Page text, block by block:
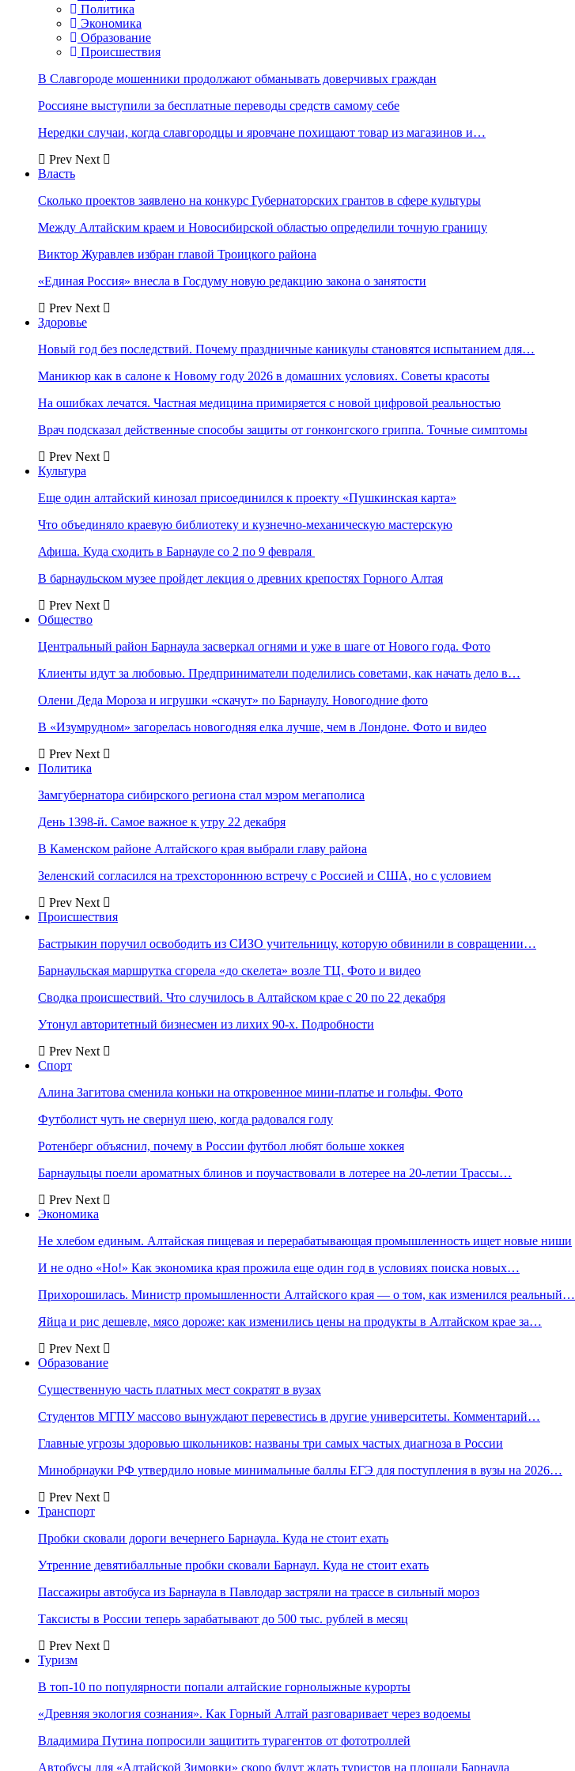
Политика
Экономика
Образование
Происшествия
В Славгороде мошенники продолжают обманывать доверчивых граждан
Россияне выступили за бесплатные переводы средств самому себе
Нередки случаи, когда славгородцы и яровчане похищают товар из магазинов и…
Prev Next
Власть
Сколько проектов заявлено на конкурс Губернаторских грантов в сфере культуры
Между Алтайским краем и Новосибирской областью определили точную границу
Виктор Журавлев избран главой Троицкого района
«Единая Россия» внесла в Госдуму новую редакцию закона о занятости
Prev Next
Здоровье
Новый год без последствий. Почему праздничные каникулы становятся испытанием для…
Маникюр как в салоне к Новому году 2026 в домашних условиях. Советы красоты
На ошибках лечатся. Частная медицина примиряется с новой цифровой реальностью
Врач подсказал действенные способы защиты от гонконгского гриппа. Точные симптомы
Prev Next
Культура
Еще один алтайский кинозал присоединился к проекту «Пушкинская карта»
Что объединяло краевую библиотеку и кузнечно-механическую мастерскую
Афиша. Куда сходить в Барнауле со 2 по 9 февраля
В барнаульском музее пройдет лекция о древних крепостях Горного Алтая
Prev Next
Общество
Центральный район Барнаула засверкал огнями и уже в шаге от Нового года. Фото
Клиенты идут за любовью. Предприниматели поделились советами, как начать дело в…
Олени Деда Мороза и игрушки «скачут» по Барнаулу. Новогодние фото
В «Изумрудном» загорелась новогодняя елка лучше, чем в Лондоне. Фото и видео
Prev Next
Политика
Замгубернатора сибирского региона стал мэром мегаполиса
День 1398-й. Самое важное к утру 22 декабря
В Каменском районе Алтайского края выбрали главу района
Зеленский согласился на трехстороннюю встречу с Россией и США, но с условием
Prev Next
Происшествия
Бастрыкин поручил освободить из СИЗО учительницу, которую обвинили в совращении…
Барнаульская маршрутка сгорела «до скелета» возле ТЦ. Фото и видео
Сводка происшествий. Что случилось в Алтайском крае с 20 по 22 декабря
Утонул авторитетный бизнесмен из лихих 90-х. Подробности
Prev Next
Спорт
Алина Загитова сменила коньки на откровенное мини-платье и гольфы. Фото
Футболист чуть не свернул шею, когда радовался голу
Ротенберг объяснил, почему в России футбол любят больше хоккея
Барнаульцы поели ароматных блинов и поучаствовали в лотерее на 20-летии Трассы…
Prev Next
Экономика
Не хлебом единым. Алтайская пищевая и перерабатывающая промышленность ищет новые ниши
И не одно «Но!» Как экономика края прожила еще один год в условиях поиска новых…
Прихорошилась. Министр промышленности Алтайского края — о том, как изменился реальный…
Яйца и рис дешевле, мясо дороже: как изменились цены на продукты в Алтайском крае за…
Prev Next
Образование
Существенную часть платных мест сократят в вузах
Студентов МГПУ массово вынуждают перевестись в другие университеты. Комментарий…
Главные угрозы здоровью школьников: названы три самых частых диагноза в России
Минобрнауки РФ утвердило новые минимальные баллы ЕГЭ для поступления в вузы на 2026…
Prev Next
Транспорт
Пробки сковали дороги вечернего Барнаула. Куда не стоит ехать
Утренние девятибалльные пробки сковали Барнаул. Куда не стоит ехать
Пассажиры автобуса из Барнаула в Павлодар застряли на трассе в сильный мороз
Таксисты в России теперь зарабатывают до 500 тыс. рублей в месяц
Prev Next
Туризм
В топ-10 по популярности попали алтайские горнолыжные курорты
«Древняя экология сознания». Как Горный Алтай разговаривает через водоемы
Владимира Путина попросили защитить турагентов от фототроллей
Автобусы для «Алтайской Зимовки» скоро будут ждать туристов на площади Барнаула